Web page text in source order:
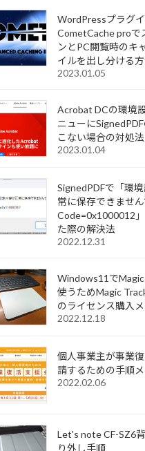
WordPressプラグ
CometCache proで
ンとPC閲覧時のキ
イルを出し分ける
2023.01.05
Acrobat DCの環境
ニューに
こない場合の対処法
2023.01.04
SignedPDFで「環
常に保存できませ
Code=0x1000012
た際の解決法
2022.12.31
Windows11で
使うためMagic
のライセンス購入
2022.12.18
個人事業主が事業
請するための手順
2022.02.06
Let's note CF-SZ6
り外し手順